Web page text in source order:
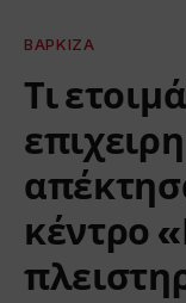
ΒΆΡΚΙΖΑ
Τι
κέντρο